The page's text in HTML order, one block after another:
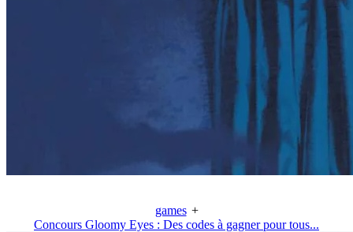
games +
Concours Gloomy Eyes : Des codes à gagner pour tous...